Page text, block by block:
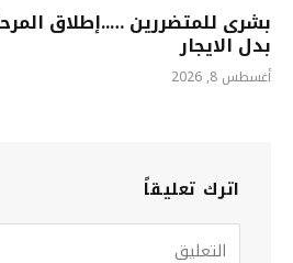
بشرى للمتضررين …..إطلاق
بدل الايجار
أغسطس 8, 2026
اترك تعليقاً